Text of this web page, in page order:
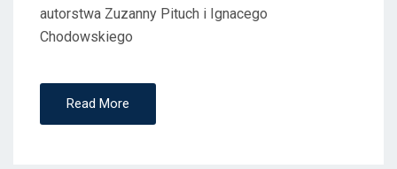
autorstwa Zuzanny Pituch i Ignacego
Chodowskiego
Read More